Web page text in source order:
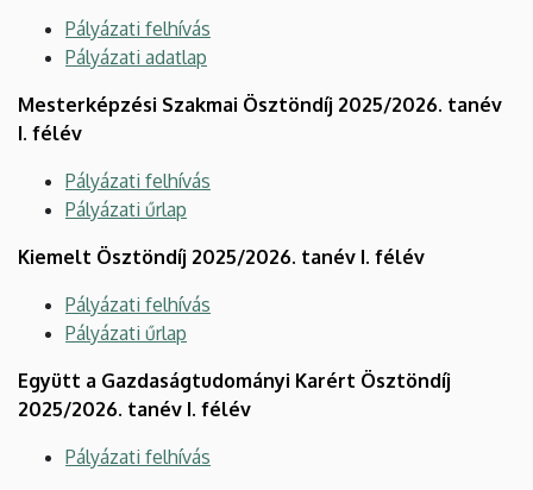
Pályázati felhívás
Pályázati adatlap
Mesterképzési Szakmai Ösztöndíj 2025/2026. tanév
I. félév
Pályázati felhívás
Pályázati űrlap
Kiemelt Ösztöndíj 2025/2026. tanév I. félév
Pályázati felhívás
Pályázati űrlap
Együtt a Gazdaságtudományi Karért Ösztöndíj
2025/2026. tanév I. félév
Pályázati felhívás